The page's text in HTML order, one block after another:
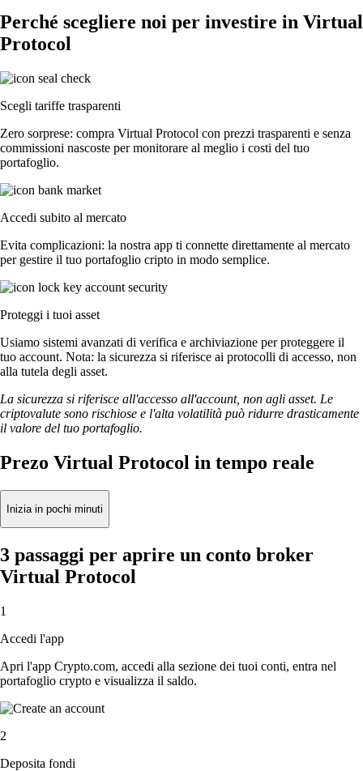
Perché scegliere noi per investire in Virtual
Protocol
Scegli tariffe trasparenti
Zero sorprese: compra Virtual Protocol con prezzi trasparenti e senza
commissioni nascoste per monitorare al meglio i costi del tuo
portafoglio.
Accedi subito al mercato
Evita complicazioni: la nostra app ti connette direttamente al mercato
per gestire il tuo portafoglio cripto in modo semplice.
Proteggi i tuoi asset
Usiamo sistemi avanzati di verifica e archiviazione per proteggere il
tuo account. Nota: la sicurezza si riferisce ai protocolli di accesso, non
alla tutela degli asset.
La sicurezza si riferisce all'accesso all'account, non agli asset. Le
criptovalute sono rischiose e l'alta volatilità può ridurre drasticamente
il valore del tuo portafoglio.
Prezo Virtual Protocol in tempo reale
Inizia in pochi minuti
3 passaggi per aprire un conto broker
Virtual Protocol
1
Accedi l'app
Apri l'app Crypto.com, accedi alla sezione dei tuoi conti, entra nel
portafoglio crypto e visualizza il saldo.
2
Deposita fondi